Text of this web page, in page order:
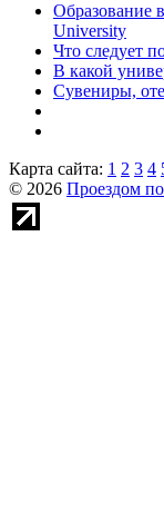
Образование
University
Что следует
В какой
Сувениры,
Карта сайта: 1 2 3 4
© 2026 Проездом